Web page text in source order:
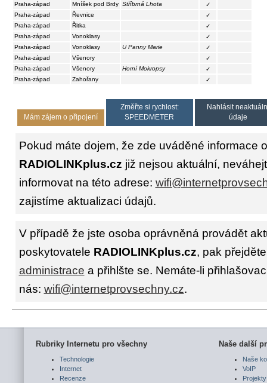
Praha-západ
Mníšek pod Brdy Stříbrná Lhota
✓
Praha-západ
Řevnice
✓
Praha-západ
Řitka
✓
Praha-západ
Vonoklasy
✓
Praha-západ
Vonoklasy U Panny Marie
✓
Praha-západ
Všenory
✓
Praha-západ
Všenory Horní Mokropsy
✓
Praha-západ
Zahořany ✓
Mám zájem o připojení
Změřte si rychlost:
SPEEDMETER
Nahlásit
údaje
Pokud máte dojem, že zde uváděné informace
RADIOLINKplus.cz již nejsou aktuální,
informovat na této adrese:
zajistíme aktualizaci údajů.
V případě že jste osoba oprávněná provádět
poskytovatele RADIOLINKplus.cz, pak
administrace a přihlšte se. Nemáte-li
nás: wifi@internetprovsechny.cz.
Rubriky Internetu pro všechny
Technologie
Internet
Recenze
Naše další
Naše
VoIP
Projekty